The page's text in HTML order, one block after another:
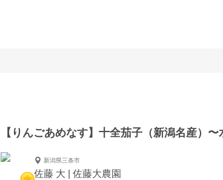
【りんごあめなす】十全茄子（新潟名産）
新潟県三条市
佐藤 大 | 佐藤大農園